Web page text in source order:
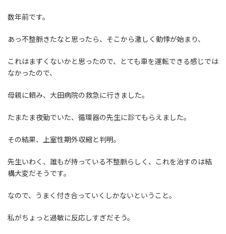
数年前です。
あっ不整脈きたなと思ったら、そこから激しく動悸が始まり、
これはまずくないかと思ったので、とても車を運転できる感じでは
なかったので、
母親に頼み、大田病院の救急に行きました。
たまたま夜勤でいた、循環器の先生に診てもらえました。
その結果、上室性期外収縮と判明。
先生いわく、誰もが持っている不整脈らしく、これを治すのは結
構大変だそうです。
なので、うまく付き合っていくしかないということ。
私がちょっと過敏に反応しすぎだそう。